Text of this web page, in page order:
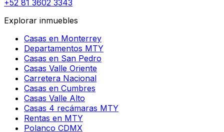
+52 81 3602 3343
Explorar inmuebles
Casas en Monterrey
Departamentos MTY
Casas en San Pedro
Casas Valle Oriente
Carretera Nacional
Casas en Cumbres
Casas Valle Alto
Casas 4 recámaras MTY
Rentas en MTY
Polanco CDMX